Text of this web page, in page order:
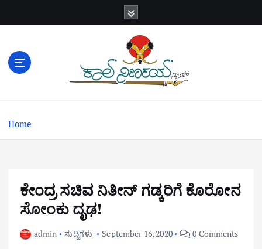
e
Home
ಕೇಂದ್ರ ಸಚಿವ ನಿತೀನ್ ಗಡ್ಕರಿಗೆ ಕೊರೋನ
ಸೋಂಕು ದೃಢ!
admin ಸುದ್ದಿಗಳು September 16, 2020 0 Comments